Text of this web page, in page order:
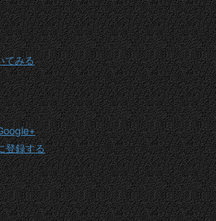
てみる
登録する